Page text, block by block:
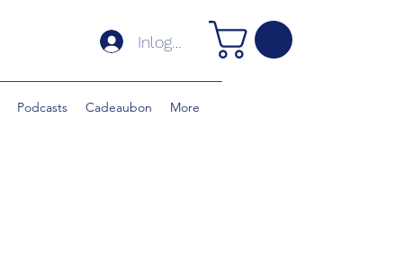
Inloggen
Podcasts Cadeaubon More